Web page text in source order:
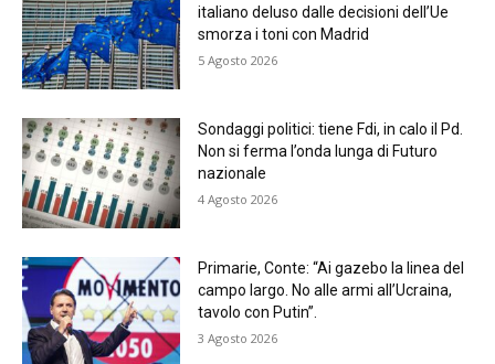
italiano deluso dalle decisioni dell’Ue
smorza i toni con Madrid
5 Agosto 2026
Sondaggi politici: tiene Fdi, in calo il Pd.
Non si ferma l’onda lunga di Futuro
nazionale
4 Agosto 2026
Primarie, Conte: “Ai gazebo la linea del
campo largo. No alle armi all’Ucraina,
tavolo con Putin”.
3 Agosto 2026